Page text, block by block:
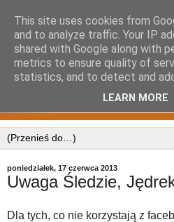
poniedziałek, 17 czerwca 2013
Uwaga Śledzie,
Dla tych, co nie korzystają z
This site uses cookies from
and to analyze traffic. Your IP
shared with Google along with
metrics to ensure quality of
statistics, and to detect and
LEARN MORE